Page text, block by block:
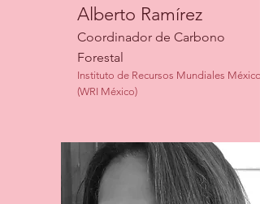
Alberto Ramírez
Coordinador de Carbono
Forestal
Instituto de Recursos Mundiales México
(WRI México)